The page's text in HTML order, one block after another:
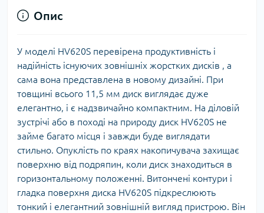
Опис
У моделі HV620S перевірена продуктивність і
надійність існуючих зовнішніх жорстких дисків , а
сама вона представлена в новому дизайні. При
товщині всього 11,5 мм диск виглядає дуже
елегантно, і є надзвичайно компактним. На діловій
зустрічі або в поході на природу диск HV620S не
займе багато місця і завжди буде виглядати
стильно. Опуклість по краях накопичувача захищає
поверхню від подряпин, коли диск знаходиться в
горизонтальному положенні. Витончені контури і
гладка поверхня диска HV620S підкреслюють
тонкий і елегантний зовнішній вигляд пристрою. Він